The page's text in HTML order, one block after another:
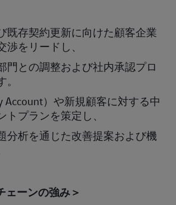
既存契約更新に向けた顧客企業
をリードし、
門との調整および社内承認プロ
Account）や新規顧客に対する中
プランを策定し、
分析を通じた改善提案および機
ェーンの強み＞